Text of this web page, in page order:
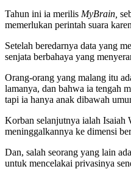
Tahun ini ia merilis MyBrain,
memerlukan perintah suara
Setelah beredarnya data yang
senjata berbahaya yang
Orang-orang yang malang itu
lamanya, dan bahwa ia tengah
tapi ia hanya anak dibawah
Korban selanjutnya ialah Isaiah
meninggalkannya ke dimensi
Dan, salah seorang yang lain
untuk mencelakai privasinya